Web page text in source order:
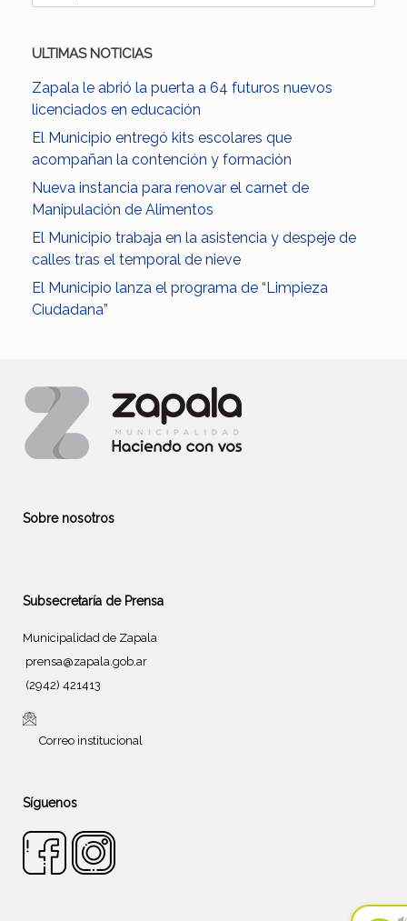
ULTIMAS NOTICIAS
Zapala le abrió la puerta a 64 futuros nuevos
licenciados en educación
El Municipio entregó kits escolares que
acompañan la contención y formación
Nueva instancia para renovar el carnet de
Manipulación de Alimentos
El Municipio trabaja en la asistencia y despeje de
calles tras el temporal de nieve
El Municipio lanza el programa de “Limpieza
Ciudadana”
Sobre nosotros
Subsecretaría de Prensa
Municipalidad de Zapala
prensa@zapala.gob.ar
(2942) 421413
Correo institucional
Síguenos